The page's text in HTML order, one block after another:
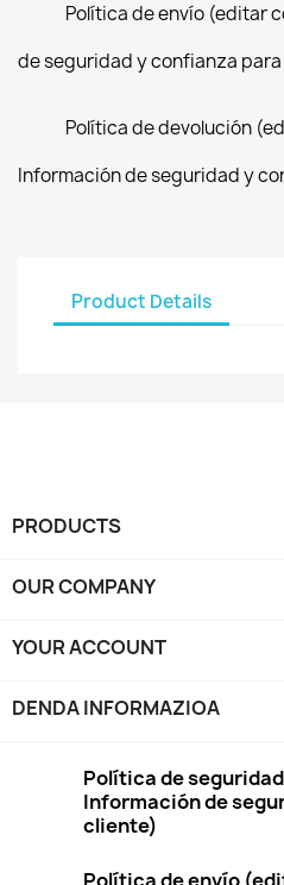
Política de envío (editar
de seguridad y confianza para
Política de devolución
Información de seguridad y
Product Details
PRODUCTS
OUR COMPANY
YOUR ACCOUNT
DENDA INFORMAZIOA
Política de
Información de
cliente)